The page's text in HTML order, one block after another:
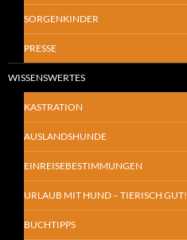
SORGENKINDER
PRESSE
WISSENSWERTES
KASTRATION
AUSLANDSHUNDE
EINREISEBESTIMMUNGEN
URLAUB MIT HUND – TIERISCH GUT!
BUCHTIPPS